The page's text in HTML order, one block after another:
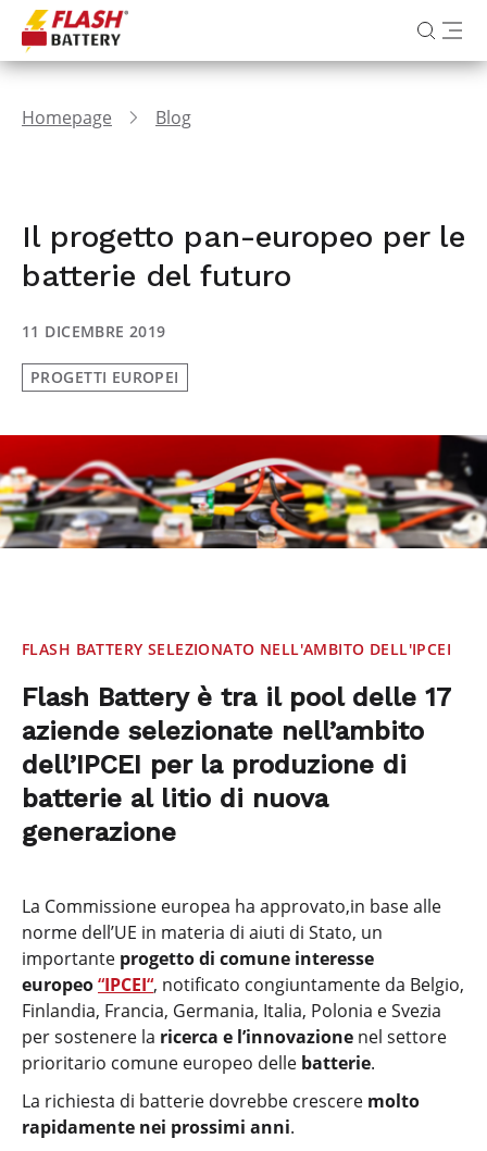
Homepage Blog
Il progetto pan-europeo per le
batterie del futuro
11 DICEMBRE 2019
PROGETTI EUROPEI
FLASH BATTERY SELEZIONATO NELL'AMBITO DELL'IPCEI
Flash Battery è tra il pool delle 17
aziende selezionate nell’ambito
dell’IPCEI per la produzione di
batterie al litio di nuova
generazione
La Commissione europea ha approvato,in base alle
norme dell’UE in materia di aiuti di Stato, un
importante progetto di comune interesse
europeo“IPCEI“, notificato congiuntamente da Belgio,
Finlandia, Francia, Germania, Italia, Polonia e Svezia
per sostenere la ricerca e l’innovazione nel settore
prioritario comune europeo delle batterie.
La richiesta di batterie dovrebbe crescere molto
rapidamente nei prossimi anni.